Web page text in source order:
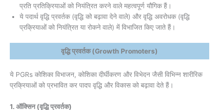
प्रति प्रतिक्रियाओं को नियंत्रित करने वाले महत्वपूर्ण यौगिक हैं।
ये पदार्थ वृद्धि प्रवर्तक (वृद्धि को बढ़ावा देने वाले) और वृद्धि अवरोधक (वृद्धि
प्रक्रियाओं को नियंत्रित या रोकने वाले) में विभाजित किए जाते हैं।
वृद्धि प्रवर्तक (Growth Promoters)
ये PGRs कोशिका विभाजन, कोशिका दीर्घीकरण और विभेदन जैसी विभिन्न शारीरिक
प्रक्रियाओं को प्रभावित कर पादप वृद्धि और विकास को बढ़ावा देते हैं।
1. ऑक्सिन (वृद्धि प्रवर्तक)